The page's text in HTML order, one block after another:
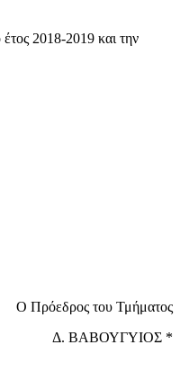
2018-2019 και την
Ο Πρόεδρος του Τμήματος
Δ. ΒΑΒΟΥΓΥΙΟΣ *